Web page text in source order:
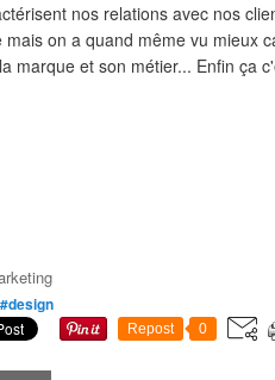
nos relations avec nos
on a quand même vu mieux
marque et son métier... Enfin ça
#design
Repost 0